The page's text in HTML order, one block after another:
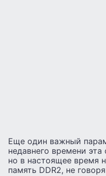
Еще один важный
недавнего времени
но в настоящее время
память DDR2, не